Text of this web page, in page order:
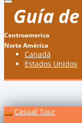
Guía
Centroamerica
Norte América
Canadá
Estados Unidos
Casual Tour